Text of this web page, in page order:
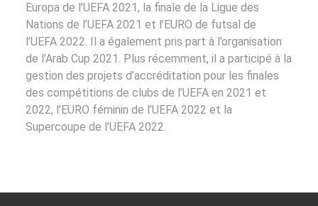
Europa de l’UEFA 2021, la finale de la Ligue des
Nations de l’UEFA 2021 et l’EURO de futsal de
l’UEFA 2022. Il a également pris part à l’organisation
de l’Arab Cup 2021. Plus récemment, il a participé à la
gestion des projets d’accréditation pour les finales
des compétitions de clubs de l’UEFA en 2021 et
2022, l’EURO féminin de l’UEFA 2022 et la
Supercoupe de l’UEFA 2022.